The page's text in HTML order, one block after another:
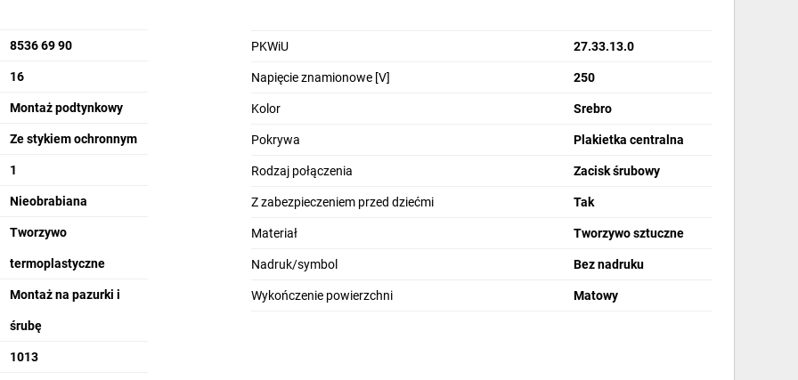
8536 69 90
16
Montaż podtynkowy
Ze stykiem ochronnym
1
Nieobrabiana
Tworzywo
termoplastyczne
Montaż na pazurki i
śrubę
1013
PKWiU 27.33.13.0
Napięcie znamionowe [V] 250
Kolor Srebro
Pokrywa Plakietka centralna
Rodzaj połączenia Zacisk śrubowy
Z zabezpieczeniem przed dziećmi Tak
Materiał Tworzywo sztuczne
Nadruk/symbol Bez nadruku
Wykończenie powierzchni Matowy